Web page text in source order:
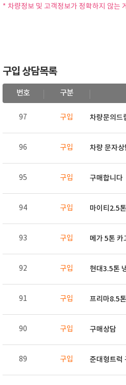
* 차량정보 및 고객정보가 정확하지 않는
구입 상담목록
번호 구분
97 구입 차량문의드
96 구입 차량 문자상
95 구입 구매합니다
94 구입 마이티2.5
93 구입 메가 5톤 카
92 구입 현대3.5톤
91 구입 프리마8.5
90 구입 구매상담
89 구입 준대형트럭